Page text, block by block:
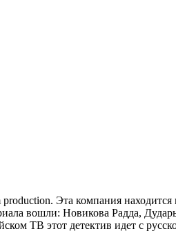
Эта компания
вошли: Новикова Радда,
ТВ этот детектив идет с